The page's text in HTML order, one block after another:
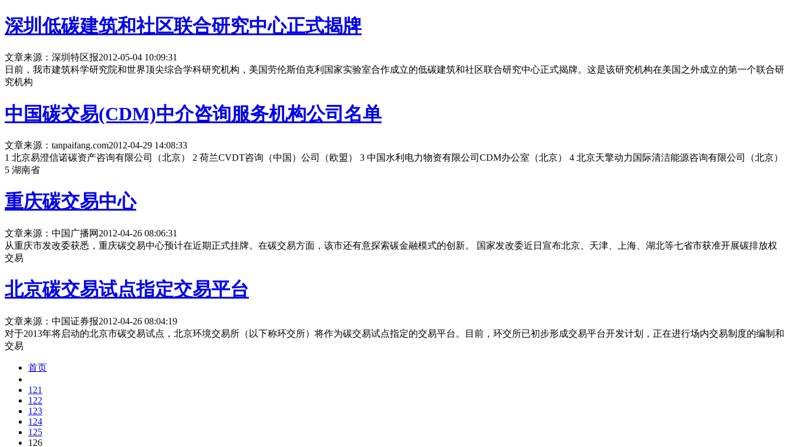
深圳低碳建筑和社区联合研究中心正式揭牌
文章来源：深圳特区报2012-05-04 10:09:31
日前，我市建筑科学研究院和世界顶尖综合学科研究机构，美国劳伦斯伯克利国家实验室合作成立的低碳建筑和社区联合研究中心正式揭牌。这是该研究机构在美国之外成立的第一个联合研
究机构
中国碳交易(CDM)中介咨询服务机构公司名单
文章来源：tanpaifang.com2012-04-29 14:08:33
1 北京易澄信诺碳资产咨询有限公司（北京） 2 荷兰CVDT咨询（中国）公司（欧盟） 3 中国水利电力物资有限公司CDM办公室（北京） 4 北京天擎动力国际清洁能源咨询有限公司（北京）
5 湖南省
重庆碳交易中心
文章来源：中国广播网 2012-04-26 08:06:31
从重庆市发改委获悉，重庆碳交易中心预计在近期正式挂牌。在碳交易方面，该市还有意探索碳金融模式的创新。 国家发改委近日宣布北京、天津、上海、湖北等七省市获准开展碳排放权
交易
北京碳交易试点指定交易平台
文章来源：中国证券报2012-04-26 08:04:19
对于2013年将启动的北京市碳交易试点，北京环境交易所（以下称环交所）将作为碳交易试点指定的交易平台。目前，环交所已初步形成交易平台开发计划，正在进行场内交易制度的编制和
交易
首页
121
122
123
124
125
126